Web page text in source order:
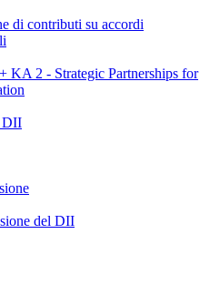
di contributi su accordi
KA 2 - Strategic Partnerships for
DII
del DII